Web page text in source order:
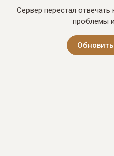
Сервер перестал
проблемы